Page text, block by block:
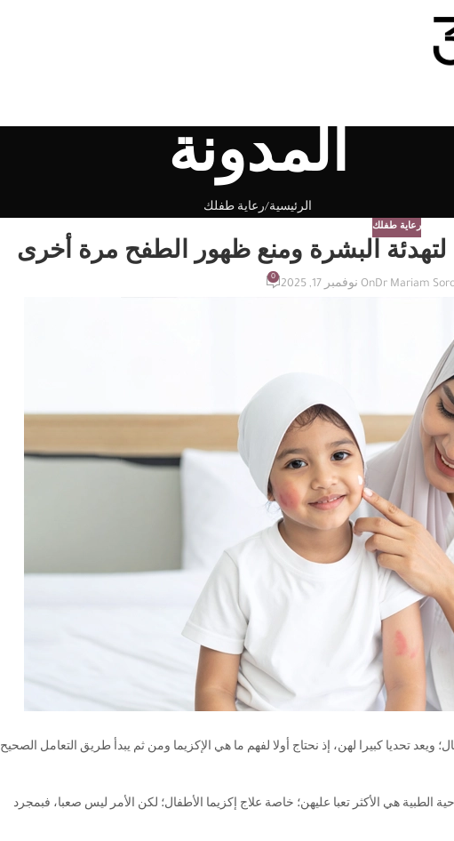
المدونة
الرئيسية رعاية طفلك
رعاية طفلك
لتهدئة البشرة ومنع ظهور الطفح مرة أخرى
Dr MariamOn نوفمبر 17, 2025
0
ويعد تحديا كبيرا لهن، إذ نحتاج أولا لفهم ما هي الإكزيما ومن ثم يبدأ طريق التعامل الصحيح
الطبية هي الأكثر تعبا عليهن؛ خاصة علاج إكزيما الأطفال؛ لكن الأمر ليس صعبا، فبمجرد